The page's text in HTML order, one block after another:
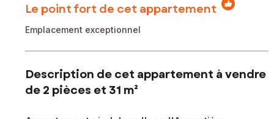
Le point fort de cet appartement
Emplacement exceptionnel
Description de cet appartement à vendre
de 2 pièces et 31 m²